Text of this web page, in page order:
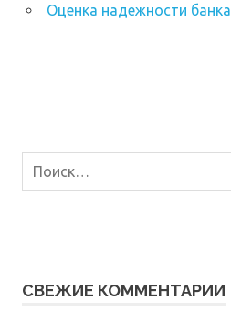
Оценка надежности банка
СВЕЖИЕ КОММЕНТАРИИ